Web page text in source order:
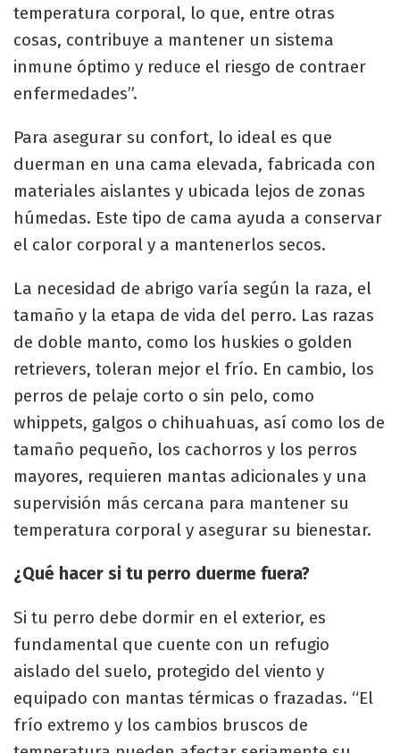
temperatura corporal, lo que, entre otras
cosas, contribuye a mantener un sistema
inmune óptimo y reduce el riesgo de contraer
enfermedades”.
Para asegurar su confort, lo ideal es que
duerman en una cama elevada, fabricada con
materiales aislantes y ubicada lejos de zonas
húmedas. Este tipo de cama ayuda a conservar
el calor corporal y a mantenerlos secos.
La necesidad de abrigo varía según la raza, el
tamaño y la etapa de vida del perro. Las razas
de doble manto, como los huskies o golden
retrievers, toleran mejor el frío. En cambio, los
perros de pelaje corto o sin pelo, como
whippets, galgos o chihuahuas, así como los de
tamaño pequeño, los cachorros y los perros
mayores, requieren mantas adicionales y una
supervisión más cercana para mantener su
temperatura corporal y asegurar su bienestar.
¿Qué hacer si tu perro duerme fuera?
Si tu perro debe dormir en el exterior, es
fundamental que cuente con un refugio
aislado del suelo, protegido del viento y
equipado con mantas térmicas o frazadas. “El
frío extremo y los cambios bruscos de